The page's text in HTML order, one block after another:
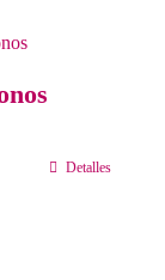
Detalles